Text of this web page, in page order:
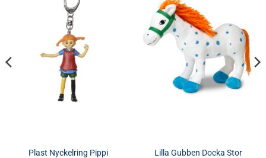
Plast Nyckelring Pippi
Lilla Gubben Docka Stor